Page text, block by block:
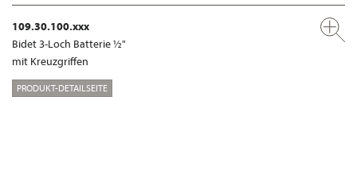
109.30.100.xxx
Bidet 3-Loch Batterie ½"
mit Kreuzgriffen
PRODUKT-DETAILSEITE